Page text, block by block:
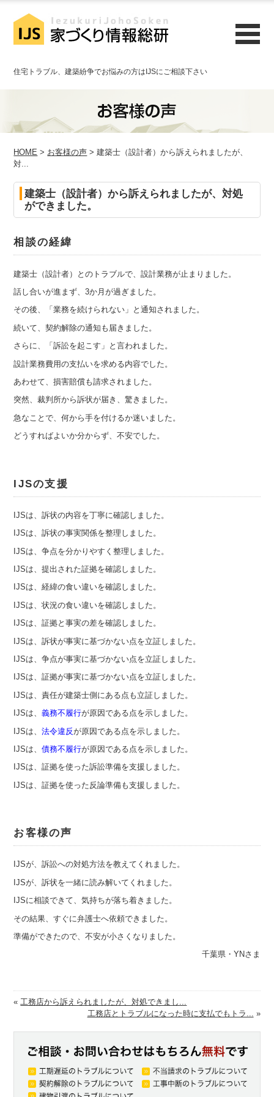
住宅トラブル、建築紛争でお悩みの方はIJSにご相談下さい
HOME > お客様の声 > 建築士（設計者）から訴えられましたが、
対...
建築士（設計者）から訴えられましたが、対処
ができました。
相談の経緯
建築士（設計者）とのトラブルで、設計業務が止まりました。
話し合いが進まず、3か月が過ぎました。
その後、「業務を続けられない」と通知されました。
続いて、契約解除の通知も届きました。
さらに、「訴訟を起こす」と言われました。
設計業務費用の支払いを求める内容でした。
あわせて、損害賠償も請求されました。
突然、裁判所から訴状が届き、驚きました。
急なことで、何から手を付けるか迷いました。
どうすればよいか分からず、不安でした。
IJSの支援
IJSは、訴状の内容を丁寧に確認しました。
IJSは、訴状の事実関係を整理しました。
IJSは、争点を分かりやすく整理しました。
IJSは、提出された証拠を確認しました。
IJSは、経緯の食い違いを確認しました。
IJSは、状況の食い違いを確認しました。
IJSは、証拠と事実の差を確認しました。
IJSは、訴状が事実に基づかない点を立証しました。
IJSは、争点が事実に基づかない点を立証しました。
IJSは、証拠が事実に基づかない点を立証しました。
IJSは、責任が建築士側にある点も立証しました。
IJSは、義務不履行が原因である点を示しました。
IJSは、法令違反が原因である点を示しました。
IJSは、債務不履行が原因である点を示しました。
IJSは、証拠を使った訴訟準備を支援しました。
IJSは、証拠を使った反論準備も支援しました。
お客様の声
IJSが、訴訟への対処方法を教えてくれました。
IJSが、訴状を一緒に読み解いてくれました。
IJSに相談できて、気持ちが落ち着きました。
その結果、すぐに弁護士へ依頼できました。
準備ができたので、不安が小さくなりました。
千葉県・YNさま
«工務店から訴えられましたが、対処できまし...
工務店とトラブルになった時に支払でもトラ... »